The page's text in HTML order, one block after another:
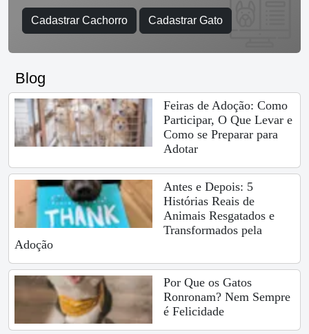
Cadastrar Cachorro Cadastrar Gato
Blog
Feiras de Adoção: Como
Participar, O Que Levar e
Como se Preparar para
Adotar
Antes e Depois: 5
Histórias Reais de
Animais Resgatados e
Transformados pela
Adoção
Por Que os Gatos
Ronronam? Nem Sempre
é Felicidade